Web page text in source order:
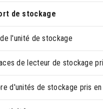
de stockage
l'unité de stockage
de lecteur de stockage
d'unités de stockage pris en